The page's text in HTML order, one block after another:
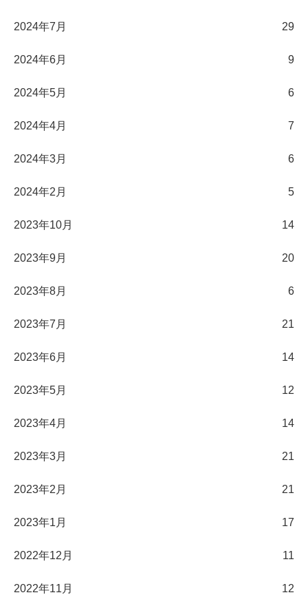
2024年7月 29
2024年6月 9
2024年5月 6
2024年4月 7
2024年3月 6
2024年2月 5
2023年10月 14
2023年9月 20
2023年8月 6
2023年7月 21
2023年6月 14
2023年5月 12
2023年4月 14
2023年3月 21
2023年2月 21
2023年1月 17
2022年12月 11
2022年11月 12